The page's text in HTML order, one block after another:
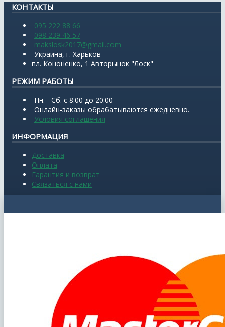
КОНТАКТЫ
095 222 88 66
098 239 46 57
makslosk2017@gmail.com
Украина, г. Харьков
пл. Кононенко, 1 Авторынок "Лоск"
РЕЖИМ РАБОТЫ
Пн. - Сб. с 8.00 до 20.00
Онлайн-заказы обрабатываются ежедневно.
Условия соглашения
ИНФОРМАЦИЯ
Доставка
Оплата
Гарантия и возврат
Связаться с нами